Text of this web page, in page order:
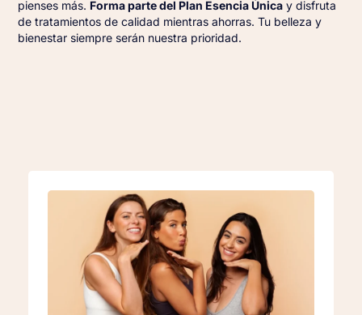
pienses más. Forma parte del Plan Esencia Única y disfruta
de tratamientos de calidad mientras ahorras. Tu belleza y
bienestar siempre serán nuestra prioridad.